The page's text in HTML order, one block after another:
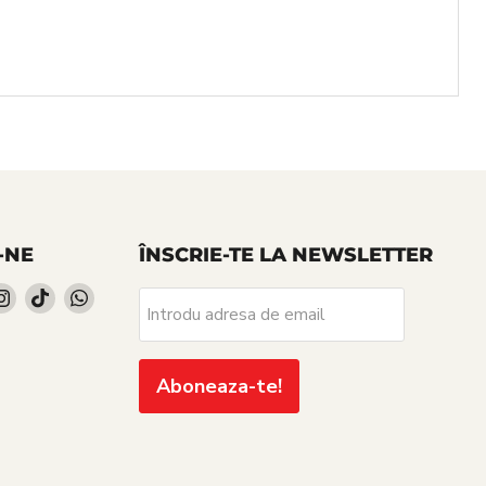
NE
Gasiti-Gasiti-Gasiti-
WhatsApp
ÎNSCRIE-TE LA NEWSLETTER
Introdu adresa de email
Aboneaza-te!